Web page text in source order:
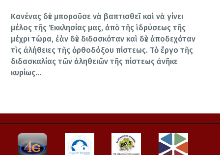
Κανένας δὲν μποροῦσε νὰ βαπτισθεῖ καὶ νὰ γίνει
μέλος τῆς Ἐκκλησίας μας, ἀπὸ τῆς ἱδρύσεως τῆς
μέχρι τώρα, ἐὰν δὲν διδασκόταν καὶ δὲν ἀποδεχόταν
τὶς ἀλήθειες τῆς ὀρθοδόξου πίστεως. Τὸ ἔργο τῆς
διδασκαλίας τῶν ἀληθειῶν τῆς πίστεως ἀνῆκε
κυρίως…